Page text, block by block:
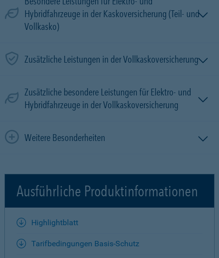
Hybridfahrzeuge in der Kaskoversicherung (Teil- und
Vollkasko)
Zusätzliche Leistungen in der Vollkaskoversicherung
Zusätzliche besondere Leistungen für Elektro- und
Hybridfahrzeuge in der Vollkaskoversicherung
Weitere Besonderheiten
Ausführliche Produktinformationen
Highlightblatt
Tarifbedingungen Basis-Schutz